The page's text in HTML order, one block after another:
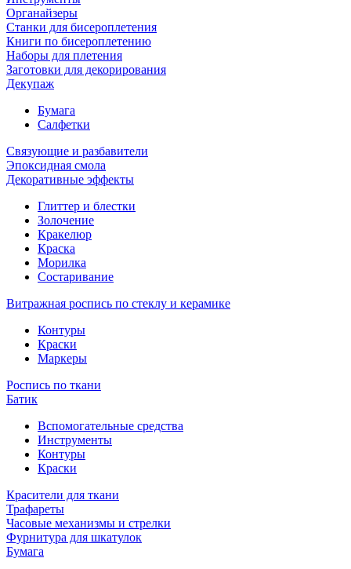
Органайзеры
Станки для бисероплетения
Книги по бисероплетению
Наборы для плетения
Заготовки для декорирования
Декупаж
Бумага
Салфетки
Связующие и разбавители
Эпоксидная смола
Декоративные эффекты
Глиттер и блестки
Золочение
Кракелюр
Краска
Морилка
Состаривание
Витражная роспись по стеклу и керамике
Контуры
Краски
Маркеры
Роспись по ткани
Батик
Вспомогательные средства
Инструменты
Контуры
Краски
Красители для ткани
Трафареты
Часовые механизмы и стрелки
Фурнитура для шкатулок
Бумага